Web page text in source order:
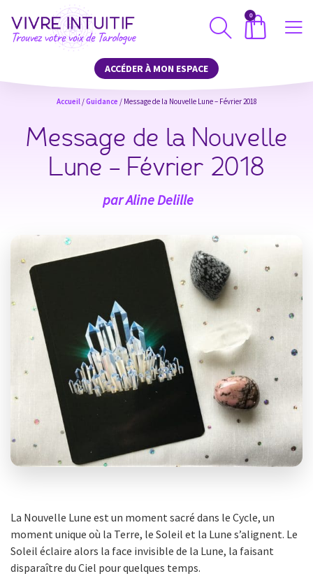
0
ACCÉDER À MON ESPACE
Accueil/Guidance / Message de la Nouvelle Lune – Février 2018
Message de la Nouvelle
Lune – Février 2018
parAline Delille
La Nouvelle Lune est un moment sacré dans le Cycle, un
moment unique où la Terre, le Soleil et la Lune s’alignent. Le
Soleil éclaire alors la face invisible de la Lune, la faisant
disparaître du Ciel pour quelques temps.